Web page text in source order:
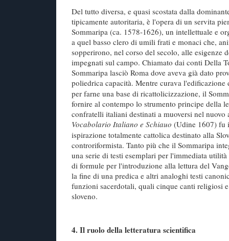
Del tutto diversa, e quasi scostata dalla
tipicamente autoritaria, è l'opera di un servita
Sommaripa (ca. 1578-1626), un intellettuale e
a quel basso clero di umili frati e monaci che,
sopperirono, nel corso del secolo, alle esigenze
impegnati sul campo. Chiamato dai conti Della
Sommaripa lasciò Roma dove aveva già dato
poliedrica capacità. Mentre curava
per farne una base di ricattolicizzazione, il
fornire al contempo lo strumento principe della
confratelli italiani destinati a muoversi nel nuovo
Vocabolario Italiano e Schiauo (Udine 1607)
ispirazione totalmente cattolica destinato alla
controriformista. Tanto più che il Sommaripa
una serie di testi esemplari per l'immediata
di formule per l'introduzione alla lettura del
la fine di una predica e altri analoghi testi
funzioni sacerdotali, quali cinque canti religiosi
sloveno.
4. Il ruolo della letteratura scientifica